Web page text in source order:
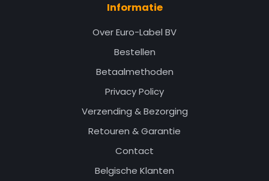
Informatie
Over Euro-Label BV
Bestellen
Betaalmethoden
Privacy Policy
Verzending & Bezorging
Retouren & Garantie
Contact
Belgische Klanten